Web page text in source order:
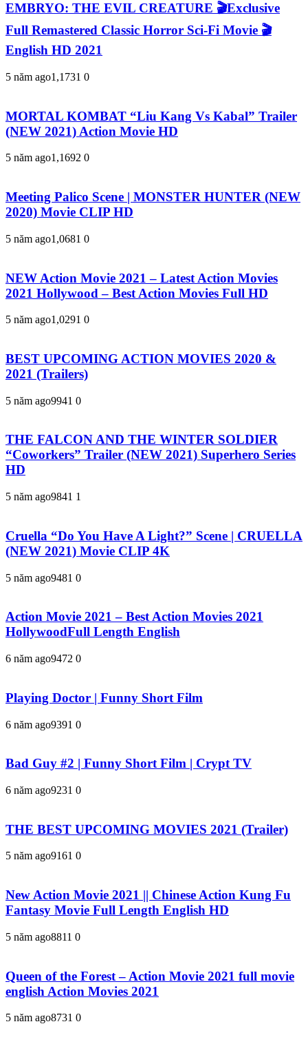
EMBRYO: THE EVIL CREATURE 🎬Exclusive
Full Remastered Classic Horror Sci-Fi Movie 🎬
English HD 2021
5 năm ago1,1731 0
MORTAL KOMBAT “Liu Kang Vs Kabal” Trailer
(NEW 2021) Action Movie HD
5 năm ago1,1692 0
Meeting Palico Scene | MONSTER HUNTER (NEW
2020) Movie CLIP HD
5 năm ago1,0681 0
NEW Action Movie 2021 – Latest Action Movies
2021 Hollywood – Best Action Movies Full HD
5 năm ago1,0291 0
BEST UPCOMING ACTION MOVIES 2020 &
2021 (Trailers)
5 năm ago9941 0
THE FALCON AND THE WINTER SOLDIER
“Coworkers” Trailer (NEW 2021) Superhero Series
HD
5 năm ago9841 1
Cruella “Do You Have A Light?” Scene | CRUELLA
(NEW 2021) Movie CLIP 4K
5 năm ago9481 0
Action Movie 2021 – Best Action Movies 2021
HollywoodFull Length English
6 năm ago9472 0
Playing Doctor | Funny Short Film
6 năm ago9391 0
Bad Guy #2 | Funny Short Film | Crypt TV
6 năm ago9231 0
THE BEST UPCOMING MOVIES 2021 (Trailer)
5 năm ago9161 0
New Action Movie 2021 || Chinese Action Kung Fu
Fantasy Movie Full Length English HD
5 năm ago8811 0
Queen of the Forest – Action Movie 2021 full movie
english Action Movies 2021
5 năm ago8731 0